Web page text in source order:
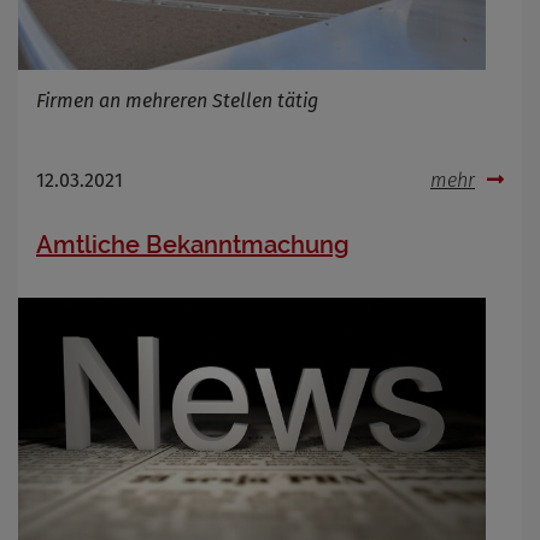
Firmen an mehreren Stellen tätig
12.03.2021 mehr
Amtliche Bekanntmachung